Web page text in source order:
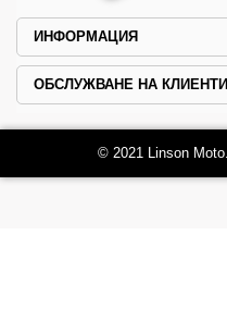
ИНФОРМАЦИЯ
ОБСЛУЖВАНЕ НА КЛИЕНТИ
© 2021 Linson